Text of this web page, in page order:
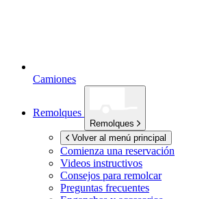
Camiones
Remolques
Remolques
Volver al menú principal
Comienza una reservación
Videos instructivos
Consejos para remolcar
Preguntas frecuentes